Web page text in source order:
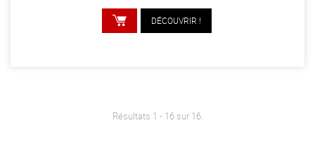
DÉCOUVRIR !
Résultats 1 - 16 sur 16.